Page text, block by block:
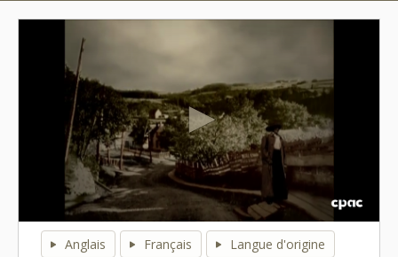
secondsAnglais Français Langue d'origine